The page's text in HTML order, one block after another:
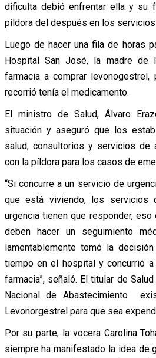
dificulta debió enfrentar ella y su
píldora del después en los
Luego de hacer una fila de horas
Hospital San José, la madre de
farmacia a comprar
recorrió tenía el medicamento.
El ministro de Salud, Álvaro
situación y aseguró que los
salud, consultorios y servicios de
con la píldora para los casos de
“Si concurre a un servicio de
que está viviendo, los servicios
urgencia tienen que responder, eso
deben hacer un seguimiento
lamentablemente tomó la
tiempo en el hospital y concurrió
farmacia”, señaló. El titular de
Nacional de Abastecimiento
Levonorgestrel para que sea
Por su parte, la vocera Carolina
siempre ha manifestado la idea de